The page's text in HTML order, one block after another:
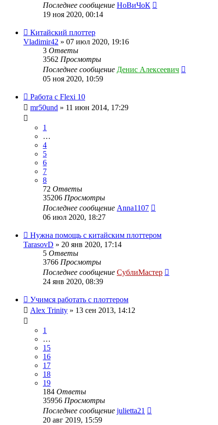
Последнее сообщение НоВиЧоК
19 ноя 2020, 00:14
Китайский плоттер
Vladimir42 » 07 июл 2020, 19:16
3 Ответы
3562 Просмотры
Последнее сообщение Денис Алексеевич
05 ноя 2020, 10:59
Работа с Flexi 10
mr50und » 11 июн 2014, 17:29
1
…
4
5
6
7
8
72 Ответы
35206 Просмотры
Последнее сообщение Anna1107
06 июл 2020, 18:27
Нужна помощь с китайским плоттером
TarasovD » 20 янв 2020, 17:14
5 Ответы
3766 Просмотры
Последнее сообщение СублиМастер
24 янв 2020, 08:39
Учимся работать с плоттером
Alex Trinity » 13 сен 2013, 14:12
1
…
15
16
17
18
19
184 Ответы
35956 Просмотры
Последнее сообщение julietta21
20 авг 2019, 15:59